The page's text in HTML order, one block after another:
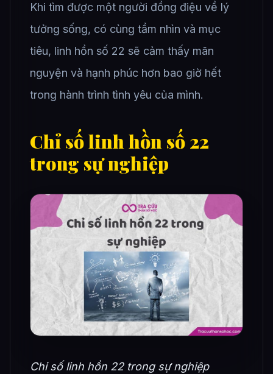
Khi tìm được một người đồng điệu về lý
tưởng sống, có cùng tầm nhìn và mục
tiêu, linh hồn số 22 sẽ cảm thấy mãn
nguyện và hạnh phúc hơn bao giờ hết
trong hành trình tình yêu của mình.
Chỉ số linh hồn số 22
trong sự nghiệp
Chỉ số linh hồn 22 trong sự nghiệp